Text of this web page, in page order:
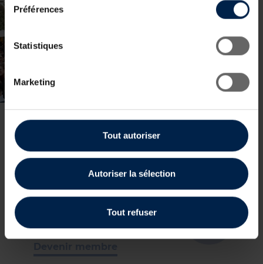
Préférences
Statistiques
Marketing
Tout autoriser
Autoriser la sélection
Tout refuser
Devenez membre
du Business Club
France-Luxembourg